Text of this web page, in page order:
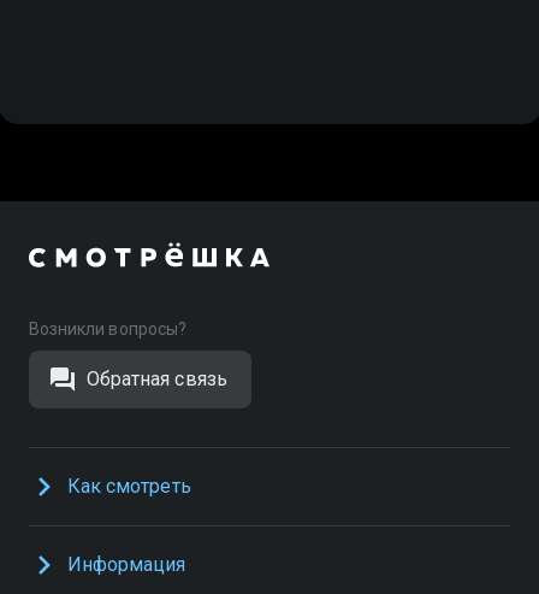
Возникли вопросы?
Обратная связь
Как смотреть
Информация